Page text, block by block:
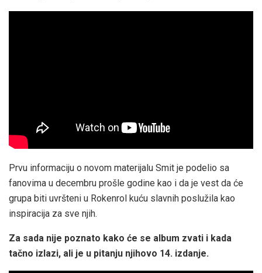
Prvu informaciju o novom materijalu Smit je podelio sa
fanovima u decembru prošle godine kao i da je vest da će
grupa biti uvršteni u Rokenrol kuću slavnih poslužila kao
inspiracija za sve njih.
Za sada nije poznato kako će se album zvati i kada
tačno izlazi, ali je u pitanju njihovo 14. izdanje.